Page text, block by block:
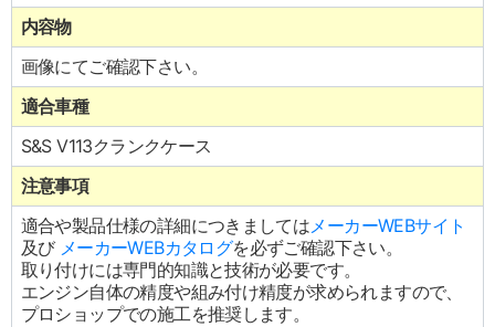
内容物
画像にてご確認下さい。
適合車種
S&S V113クランクケース
注意事項
適合や製品仕様の詳細につきましてはメーカーWEBサイト
及び メーカーWEBカタログを必ずご確認下さい。
取り付けには専門的知識と技術が必要です。
エンジン自体の精度や組み付け精度が求められますので、
プロショップでの施工を推奨します。